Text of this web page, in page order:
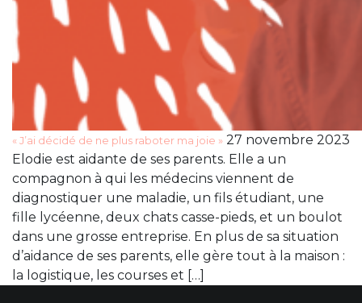
« J’ai décidé de ne plus raboter ma joie » 27 novembre 2023
Elodie est aidante de ses parents. Elle a un
compagnon à qui les médecins viennent de
diagnostiquer une maladie, un fils étudiant, une
fille lycéenne, deux chats casse-pieds, et un boulot
dans une grosse entreprise. En plus de sa situation
d’aidance de ses parents, elle gère tout à la maison :
la logistique, les courses et […]